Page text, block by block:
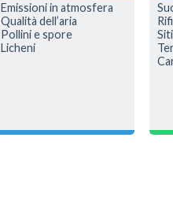
Emissioni in atmosfera
Qualità dell’aria
Pollini e spore
Licheni